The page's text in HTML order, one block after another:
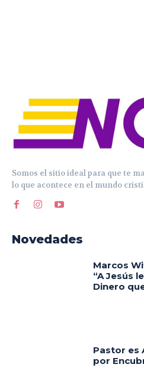
Somos el sitio ideal para que te
lo que acontece en el mundo
Novedades
Marcos
“A Jesús
Dinero
Pastor es
por